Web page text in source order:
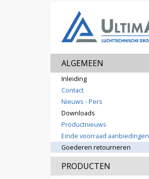
ALGEMEEN
Inleiding
Contact
Nieuws - Pers
Downloads
Productnieuws
Einde voorraad aanbiedingen
Goederen retourneren
PRODUCTEN